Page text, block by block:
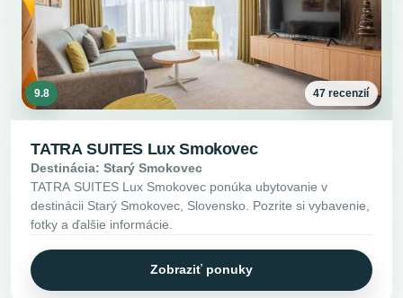
9.8 47 recenzií
TATRA SUITES Lux Smokovec
Destinácia: Starý Smokovec
TATRA SUITES Lux Smokovec ponúka ubytovanie v
destinácii Starý Smokovec, Slovensko. Pozrite si vybavenie,
fotky a ďalšie informácie.
Zobraziť ponuky